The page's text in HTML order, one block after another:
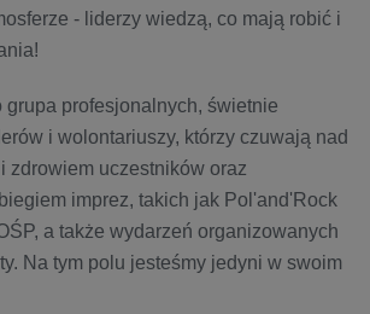
- liderzy wiedzą, co mają robić i
grupa profesjonalnych, świetnie
i wolontariuszy, którzy czuwają nad
zdrowiem uczestników oraz
imprez, takich jak Pol'and'Rock
a także wydarzeń organizowanych
Na tym polu jesteśmy jedyni w swoim